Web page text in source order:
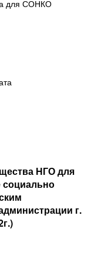
для СОНКО
НГО для
социально
г.